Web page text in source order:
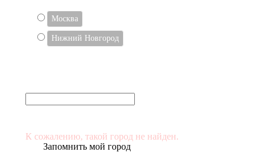
Москва
Нижний Новгород
К сожалению, такой город не найден.
Запомнить мой город